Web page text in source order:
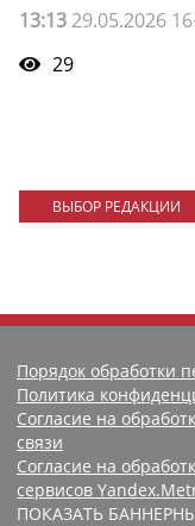
13:13 29.05.2026
29
ВЫБОР РЕДАКЦИИ
Порядок обработки
Политика
Согласие на
связи
Согласие на
сервисов
ПОКАЗАТЬ